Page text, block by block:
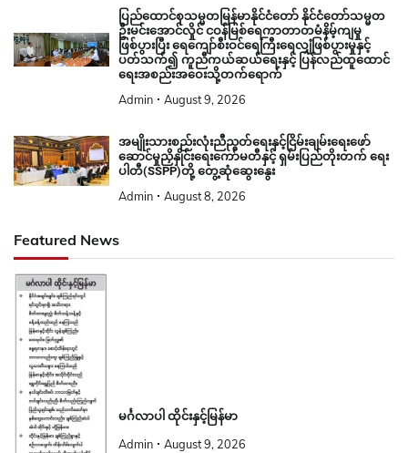
ပြည်ထောင်စုသမ္မတမြန်မာနိုင်ငံတော် နိုင်ငံတော်သမ္မတ
ဦးမင်းအောင်လှိုင် ငဝန်မြစ်ရေကာတာတမံနိမ့်ကျမှု
ဖြစ်ပွားပြီး ရေကျော်စီးဝင်ရေကြီးရေလျှံဖြစ်ပွားမှုနှင့်
ပတ်သက်၍ ကူညီကယ်ဆယ်ရေးနှင့် ပြန်လည်ထူထောင်
ရေးအစည်းအဝေးသို့တက်ရောက်
Admin August 9, 2026
အမျိုးသားစည်းလုံးညီညွတ်ရေးနှင့်ငြိမ်းချမ်းရေးဖော်
ဆောင်မှုညှိနှိုင်းရေးကော်မတီနှင့် ရှမ်းပြည်တိုးတက် ရေး
ပါတီ(SSPP)တို့ တွေ့ဆုံဆွေးနွေး
Admin August 8, 2026
Featured News
မင်္ဂလာပါ ထိုင်းနှင့်မြန်မာ
Admin August 9, 2026